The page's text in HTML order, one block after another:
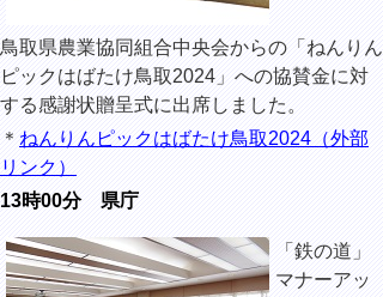
鳥取県農業協同組合中央会からの「ねんりん
ピックはばたけ鳥取2024」への協賛金に対
する感謝状贈呈式に出席しました。
＊ ねんりんピックはばたけ鳥取2024（外部
リンク）
13時00分 県庁
「鉄の道」
マナーアッ